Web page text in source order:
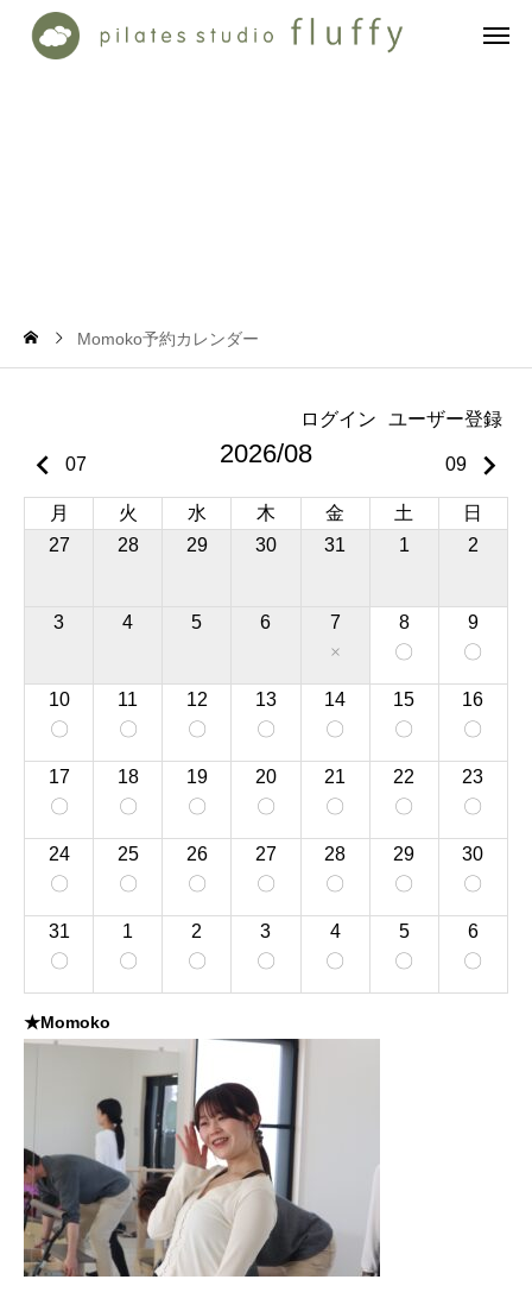
Momoko予約カレンダー
ユーザー登録
ログイン
keyboard_arrow_left 07 2026/08 09 keyboard_arrow_right
月 火 水 木 金 土
日
27
28 29 30 31 1 2
3 4 5 6 7
×
8
〇
9
〇
10
〇
11
〇
12
〇
13
〇
14
〇
15
〇
16
〇
17
〇
18
〇
19
〇
20
〇
21
〇
22
〇
23
〇
24
〇
25
〇
26
〇
27
〇
28
〇
29
〇
30
〇
31
〇
1
〇
2
〇
3
〇
4
〇
5
〇
6
〇
★Momoko